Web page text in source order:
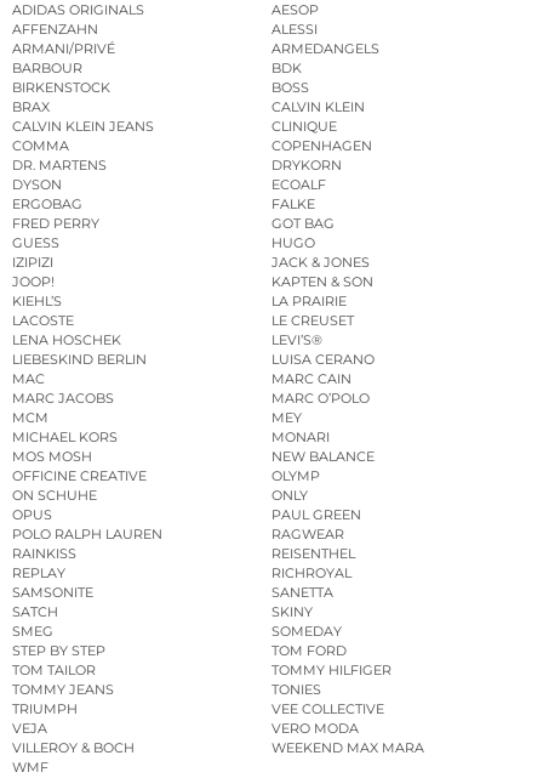
ADIDAS ORIGINALS
AESOP
AFFENZAHN
ALESSI
ARMANI/PRIVÉ
ARMEDANGELS
BARBOUR
BDK
BIRKENSTOCK
BOSS
BRAX
CALVIN KLEIN
CALVIN KLEIN JEANS
CLINIQUE
COMMA
COPENHAGEN
DR. MARTENS
DRYKORN
DYSON
ECOALF
ERGOBAG
FALKE
FRED PERRY
GOT BAG
GUESS
HUGO
IZIPIZI
JACK & JONES
JOOP!
KAPTEN & SON
KIEHL’S
LA PRAIRIE
LACOSTE
LE CREUSET
LENA HOSCHEK
LEVI’S®
LIEBESKIND BERLIN
LUISA CERANO
MAC
MARC CAIN
MARC JACOBS
MARC O’POLO
MCM
MEY
MICHAEL KORS
MONARI
MOS MOSH
NEW BALANCE
OFFICINE CREATIVE
OLYMP
ON SCHUHE
ONLY
OPUS
PAUL GREEN
POLO RALPH LAUREN
RAGWEAR
RAINKISS
REISENTHEL
REPLAY
RICHROYAL
SAMSONITE
SANETTA
SATCH
SKINY
SMEG
SOMEDAY
STEP BY STEP
TOM FORD
TOM TAILOR
TOMMY HILFIGER
TOMMY JEANS
TONIES
TRIUMPH
VEE COLLECTIVE
VEJA
VERO MODA
VILLEROY & BOCH
WEEKEND MAX MARA
WMF